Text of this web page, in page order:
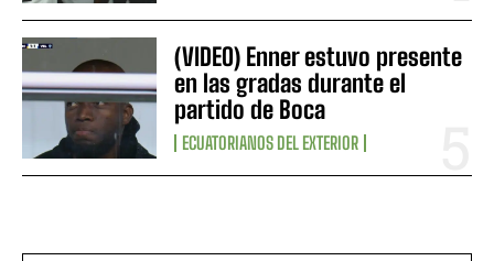
(VIDEO) Enner estuvo presente
en las gradas durante el
partido de Boca
ECUATORIANOS DEL EXTERIOR